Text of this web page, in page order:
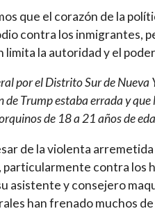
que el corazón de la
contra los inmigrantes,
limita la autoridad y el
por el Distrito Sur de Nueva
Trump estaba errada y que
de 18 a 21 años de
de la violenta
particularmente contra los
asistente y consejero
han frenado muchos